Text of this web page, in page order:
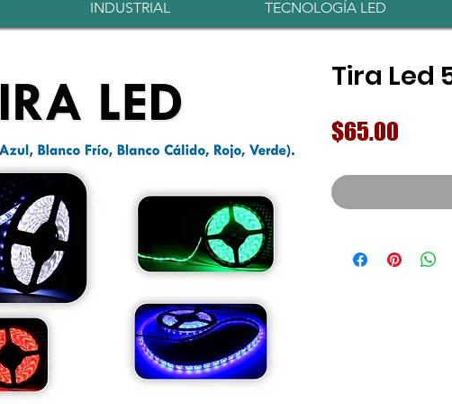
INDUSTRIAL TECNOLOGÍA LED
Tira Led
$65.00